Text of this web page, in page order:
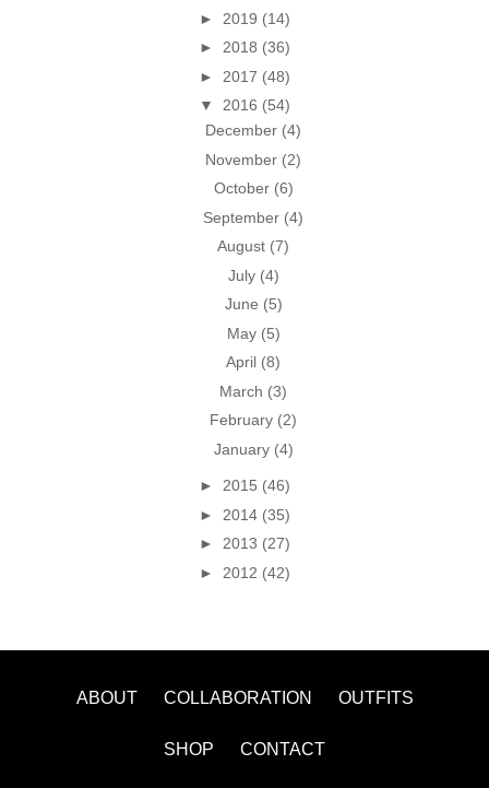
► 2019 (14)
► 2018 (36)
► 2017 (48)
▼ 2016 (54)
December (4)
November (2)
October (6)
September (4)
August (7)
July (4)
June (5)
May (5)
April (8)
March (3)
February (2)
January (4)
► 2015 (46)
► 2014 (35)
► 2013 (27)
► 2012 (42)
ABOUT COLLABORATION OUTFITS
SHOP CONTACT